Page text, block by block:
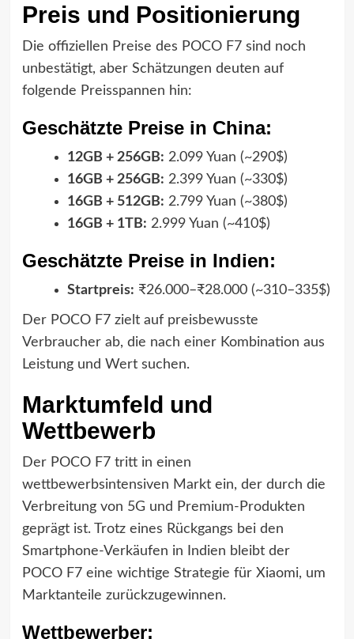
Preis und Positionierung
Die offiziellen Preise des POCO F7 sind noch
unbestätigt, aber Schätzungen deuten auf
folgende Preisspannen hin:
Geschätzte Preise in China:
12GB + 256GB: 2.099 Yuan (~290$)
16GB + 256GB: 2.399 Yuan (~330$)
16GB + 512GB: 2.799 Yuan (~380$)
16GB + 1TB: 2.999 Yuan (~410$)
Geschätzte Preise in Indien:
Startpreis: ₹26.000–₹28.000 (~310–335$)
Der POCO F7 zielt auf preisbewusste
Verbraucher ab, die nach einer Kombination aus
Leistung und Wert suchen.
Marktumfeld und
Wettbewerb
Der POCO F7 tritt in einen
wettbewerbsintensiven Markt ein, der durch die
Verbreitung von 5G und Premium-Produkten
geprägt ist. Trotz eines Rückgangs bei den
Smartphone-Verkäufen in Indien bleibt der
POCO F7 eine wichtige Strategie für Xiaomi, um
Marktanteile zurückzugewinnen.
Wettbewerber: